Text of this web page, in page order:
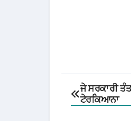
Post
ਜੇ ਸਰਕਾਰੀ
ਟੇਰਕਿਆਨਾ